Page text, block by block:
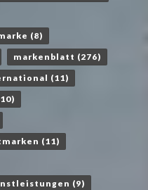
(8)
markenblatt (276)
(11)
(11)
(9)